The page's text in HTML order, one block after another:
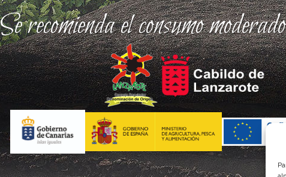
Se recomienda el consumo